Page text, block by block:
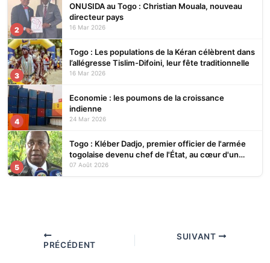
2
ONUSIDA au Togo : Christian Mouala, nouveau
directeur pays
16 Mar 2026
3
Togo : Les populations de la Kéran célèbrent dans
l’allégresse Tislim-Difoini, leur fête traditionnelle
16 Mar 2026
4
Economie : les poumons de la croissance
indienne
24 Mar 2026
5
Togo : Kléber Dadjo, premier officier de l'armée
togolaise devenu chef de l'État, au cœur d'un
ouvrage
07 Août 2026
PRÉCÉDENT
SUIVANT